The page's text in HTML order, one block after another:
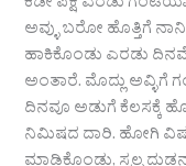
ಅವ್ಳು ಬರೋ ಹೊತ್ತಿಗೆ
ಹಾಕಿಕೊಂಡು ಎರಡು
ಅಂತಾರೆ. ಮೊದ್ಲು ಅವ್ಳಿಗೆ
ದಿನವೂ ಅಡುಗೆ ಕೆಲಸಕ್ಕೆ
ನಿಮಿಷದ ದಾರಿ. ಹೋಗಿ